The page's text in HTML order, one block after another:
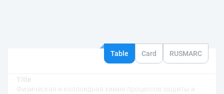
Table Card RUSMARC
Title
Физическая и коллоидная химия процессов защиты и